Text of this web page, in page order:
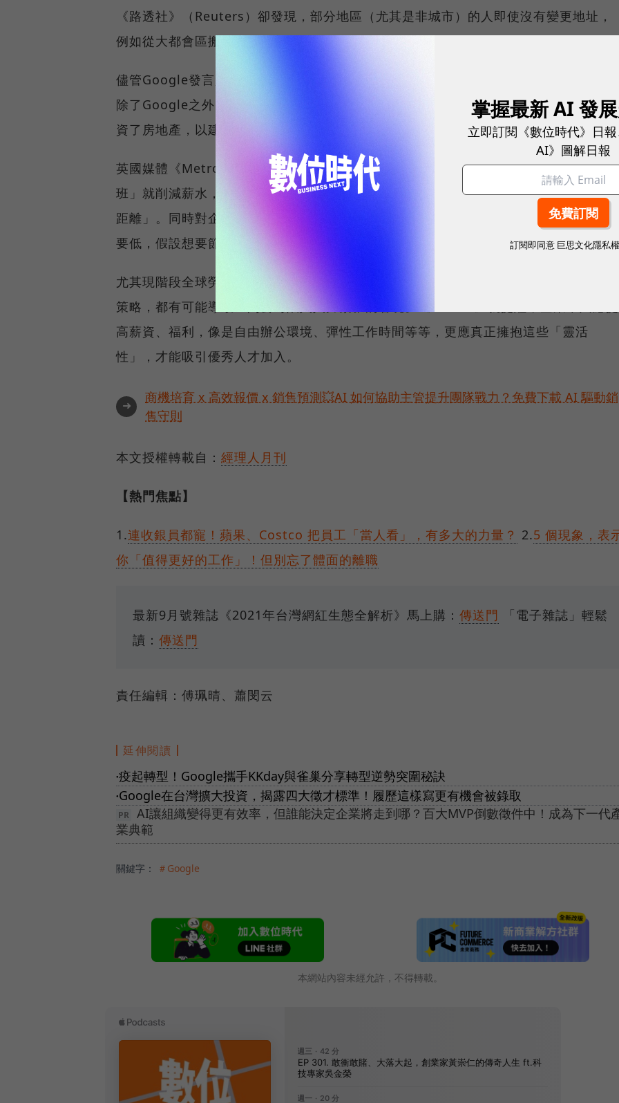
《路透社》（Reuters）卻發現，部分地區（尤其是非城市）的人即使沒有變更地址，
例如從大都會區搬到郊區，薪水仍會遭到削減，最高跌幅達到25%。
儘管Google發言人提到其薪酬制度，原本就會按照當地市場調整，但《Forbes》指出
除了Google之外，Facebook也有「不同地不同酬」的規定，都是因為這些企業大量投
資了房地產，以建置辦公室，所以對員工遠端辦公的態度，其實不如想像中開放。
英國媒體《Metro》採訪了數位人力資源專家，都指出當企業單純因為員工「在家上
班」就削減薪水，是不合理的做法，畢竟公司支付薪水買的是「工作能力」而非「通勤
距離」。同時對企業來說，很難證明員工在家工作的產值、效率，一定比進到辦公室還
要低，假設想要節省人力成本，這並不是明智的解決策略。
尤其現階段全球勞動力市場，大多呈現「供不應求」的情況，上述這些新的招募或薪酬
策略，都有可能導致一間公司陷入人力緊張的窘境。《Forbes》就提醒，企業不只應提
高薪資、福利，像是自由辦公環境、彈性工作時間等等，更應真正擁抱這些「靈活
性」，才能吸引優秀人才加入。
➜
商機培育 x 高效報價 x 銷售預測💥AI 如何協助主管提升團隊戰力？免費下載 AI 驅動銷
售守則
本文授權轉載自： 經理人月刊
【熱門焦點】
1.連收銀員都寵！蘋果、Costco 把員工「當人看」，有多大的力量？ 2.5 個現象，表
你「值得更好的工作」！但別忘了體面的離職
最新9月號雜誌《2021年台灣網紅生態全解析》馬上購： 傳送門
「電子雜誌」輕鬆
讀： 傳送門
責任編輯：傅珮晴、蕭閔云
延伸閱讀
●疫起轉型！Google攜手KKday與雀巢分享轉型逆勢突圍秘訣
● Google在台灣擴大投資，揭露四大徵才標準！履歷這樣寫更有機會被錄取
AI讓組織變得更有效率，但誰能決定企業將走到哪？百大MVP倒數徵件中！成為下一代
業典範
關鍵字： ＃Google
本網站內容未經允許，不得轉載。
掌握最新 AI 發
立即訂閱《數位時代》日
AI》圖解日報
訂閱即同意 巨思文化隱私